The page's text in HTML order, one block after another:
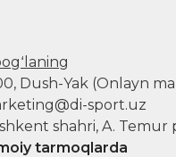
Dush-Yak (Onlayn
sport.uz
shahri, A. Temur
tarmoqlarda